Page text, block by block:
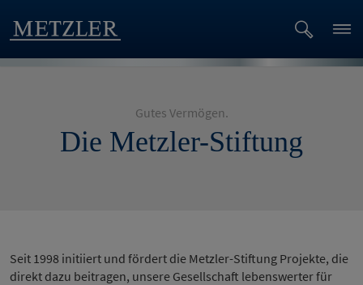
Gutes Vermögen.
Die Metzler-Stiftung
Seit 1998 initiiert und fördert die Metzler-Stiftung Projekte, die
direkt dazu beitragen, unsere Gesellschaft lebenswerter für